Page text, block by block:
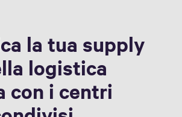
la tua supply
logistica
con i centri